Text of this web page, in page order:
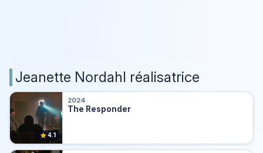
Jeanette Nordahl réalisatrice
★4.1
2024
The Responder